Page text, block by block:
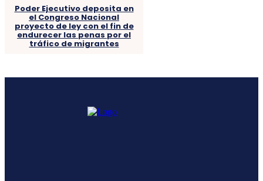
Poder Ejecutivo deposita en
el Congreso Nacional
proyecto de ley con el fin de
endurecer las penas por el
tráfico de migrantes